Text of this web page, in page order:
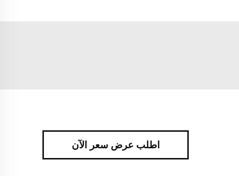
اطلب عرض سعر الآن